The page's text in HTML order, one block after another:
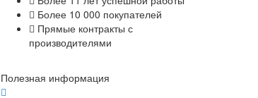
Более 10 000 покупателей
Прямые контракты с
производителями
Полезная информация